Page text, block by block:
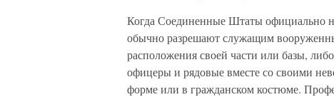
Когда Соединенные Штаты официально
обычно разрешают служащим
расположения своей части или базы,
офицеры и рядовые вместе со своими
форме или в гражданском костюме.